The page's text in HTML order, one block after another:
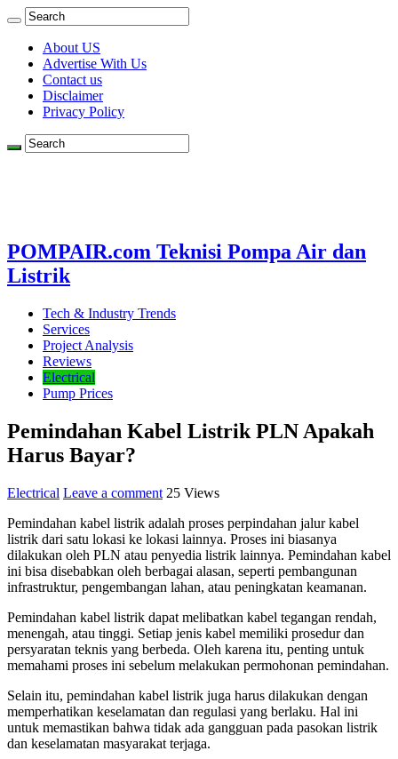
About US
Advertise With Us
Contact us
Disclaimer
Privacy Policy
POMPAIR.com Teknisi Pompa Air dan
Listrik
Tech & Industry Trends
Services
Project Analysis
Reviews
Electrical
Pump Prices
Pemindahan Kabel Listrik PLN Apakah
Harus Bayar?
Electrical Leave a comment 25 Views
Pemindahan kabel listrik adalah proses perpindahan jalur kabel
listrik dari satu lokasi ke lokasi lainnya. Proses ini biasanya
dilakukan oleh PLN atau penyedia listrik lainnya. Pemindahan kabel
ini bisa disebabkan oleh berbagai alasan, seperti pembangunan
infrastruktur, pengembangan lahan, atau peningkatan keamanan.
Pemindahan kabel listrik dapat melibatkan kabel tegangan rendah,
menengah, atau tinggi. Setiap jenis kabel memiliki prosedur dan
persyaratan teknis yang berbeda. Oleh karena itu, penting untuk
memahami proses ini sebelum melakukan permohonan pemindahan.
Selain itu, pemindahan kabel listrik juga harus dilakukan dengan
memperhatikan keselamatan dan regulasi yang berlaku. Hal ini
untuk memastikan bahwa tidak ada gangguan pada pasokan listrik
dan keselamatan masyarakat terjaga.